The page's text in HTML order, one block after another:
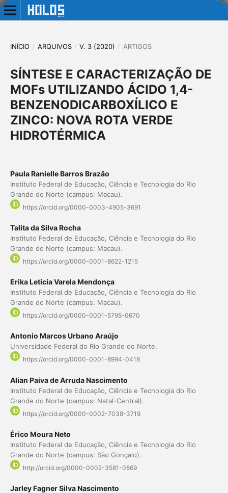
INÍCIO / ARQUIVOS / V. 3 (2020) / ARTIGOS
SÍNTESE E CARACTERIZAÇÃO DE
MOFs UTILIZANDO ÁCIDO 1,4-
BENZENODICARBOXÍLICO E
ZINCO: NOVA ROTA VERDE
HIDROTÉRMICA
Paula Ranielle Barros Brazão
Instituto Federal de Educação, Ciência e Tecnologia do Rio
Grande do Norte (campus: Macau).
https://orcid.org/0000-0003-4905-3691
Talita da Silva Rocha
Instituto Federal de Educação, Ciência e Tecnologia do Rio
Grande do Norte (campus: Macau).
https://orcid.org/0000-0001-8622-1215
Erika Letícia Varela Mendonça
Instituto Federal de Educação, Ciência e Tecnologia do Rio
Grande do Norte (campus: Macau).
https://orcid.org/0000-0001-5795-0670
Antonio Marcos Urbano Araújo
Universidade Federal do Rio Grande do Norte.
https://orcid.org/0000-0001-8994-0418
Alian Paiva de Arruda Nascimento
Instituto Federal de Educação, Ciência e Tecnologia do Rio
Grande do Norte (campus: Natal-Central).
https://orcid.org/0000-0002-7038-3719
Érico Moura Neto
Instituto Federal de Educação, Ciência e Tecnologia do Rio
Grande do Norte (campus: São Gonçalo).
http://orcid.org/0000-0002-3581-0869
Jarley Fagner Silva Nascimento